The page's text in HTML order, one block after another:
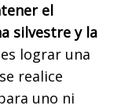
el
silvestre y la
lograr una
realice
uno ni